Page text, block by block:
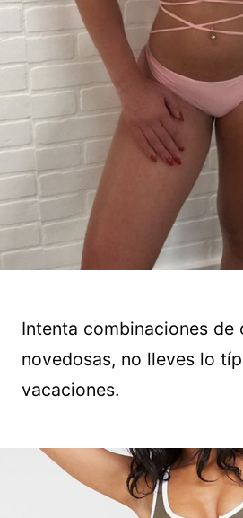
Intenta combinaciones de
novedosas, no lleves lo
vacaciones.